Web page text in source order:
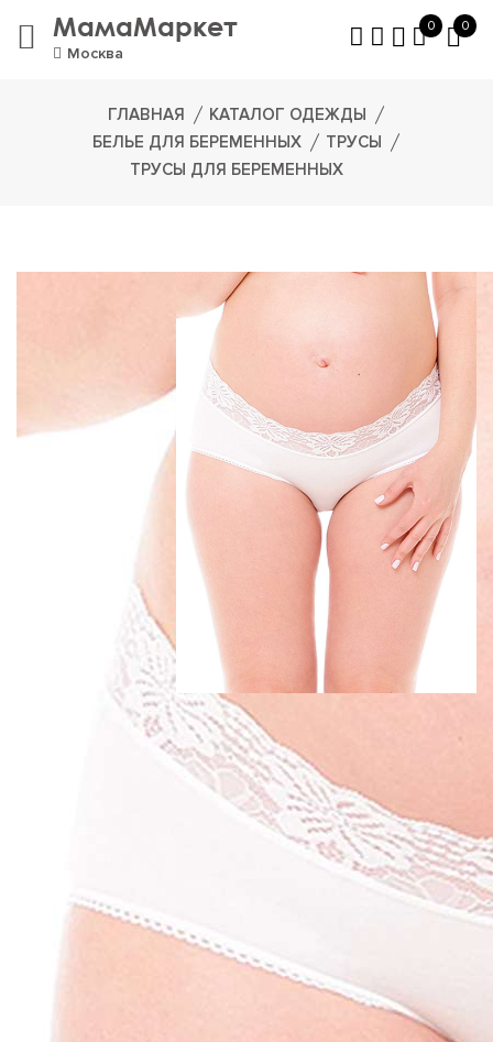
МамаМаркет
Москва
0 0
ГЛАВНАЯ
КАТАЛОГ ОДЕЖДЫ
БЕЛЬЕ ДЛЯ БЕРЕМЕННЫХ
ТРУСЫ
ТРУСЫ ДЛЯ БЕРЕМЕННЫХ